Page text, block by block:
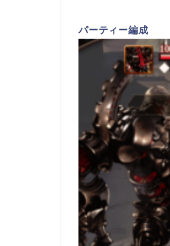
パーティー編成